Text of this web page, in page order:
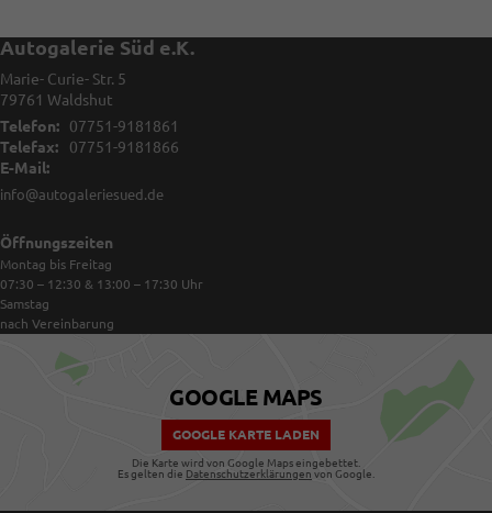
Autogalerie Süd e.K.
Marie- Curie- Str. 5
79761 Waldshut
Telefon:
07751-9181861
Telefax:
07751-9181866
E-Mail:
info@autogaleriesued.de
Öffnungszeiten
Montag bis Freitag
07:30 – 12:30 & 13:00 – 17:30 Uhr
Samstag
nach Vereinbarung
GOOGLE MAPS
GOOGLE KARTE LADEN
Die Karte wird von Google Maps eingebettet.
Es gelten die Datenschutzerklärungen von Google.